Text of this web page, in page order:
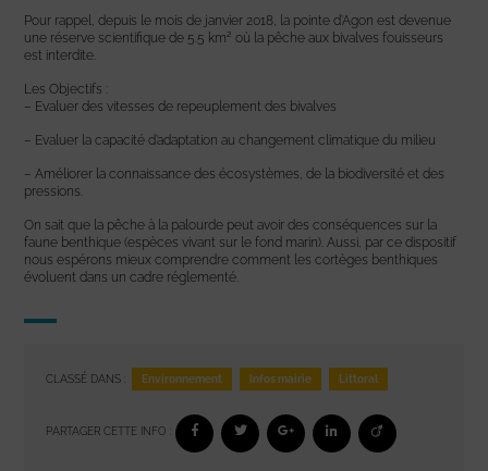
Pour rappel, depuis le mois de janvier 2018, la pointe d’Agon est devenue
une réserve scientifique de 5.5 km² où la pêche aux bivalves fouisseurs
est interdite.
Les Objectifs :
– Evaluer des vitesses de repeuplement des bivalves
– Evaluer la capacité d’adaptation au changement climatique du milieu
– Améliorer la connaissance des écosystèmes, de la biodiversité et des
pressions.
On sait que la pêche à la palourde peut avoir des conséquences sur la
faune benthique (espèces vivant sur le fond marin). Aussi, par ce dispositif
nous espérons mieux comprendre comment les cortèges benthiques
évoluent dans un cadre réglementé.
CLASSÉ DANS : Environnement Infos mairie Littoral
PARTAGER CETTE INFO :